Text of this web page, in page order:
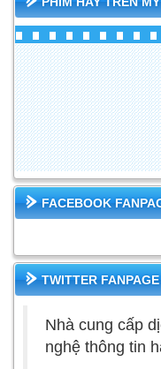
FACEBOOK
TWITTER FANPAGE
Nhà cung cấp
nghệ thông tin